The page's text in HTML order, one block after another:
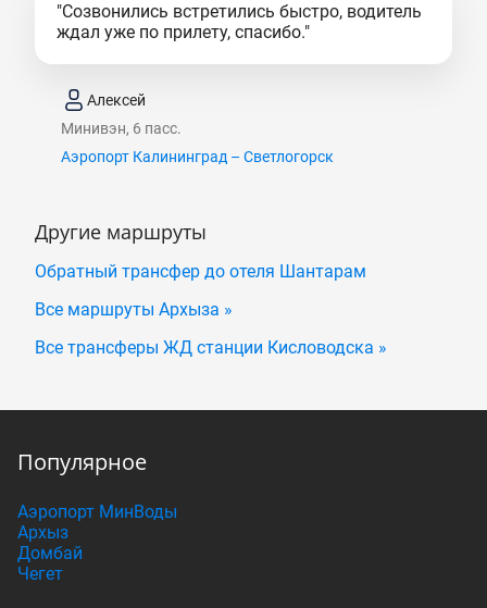
"Созвонились встретились быстро, водитель
ждал уже по прилету, спасибо."
Алексей
Минивэн, 6 пасс.
Аэропорт Калининград – Светлогорск
Другие маршруты
Обратный трансфер до отеля Шантарам
Все маршруты Архыза »
Все трансферы ЖД станции Кисловодска »
Популярное
Аэропорт МинВоды
Архыз
Домбай
Чегет